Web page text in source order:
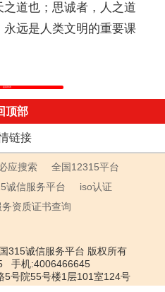
道也；思诚者，人之道
远是人类文明的重要课
返回列表
顶部
链接
应搜索
全国12315平台
诚信服务平台
iso认证
务资质证书查询
315诚信服务平台 版权所有
手机:4006466645
5号院55号楼1层101室124号